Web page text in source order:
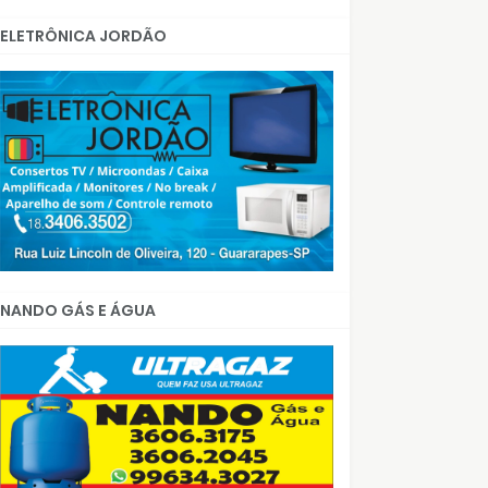
ELETRÔNICA JORDÃO
NANDO GÁS E ÁGUA